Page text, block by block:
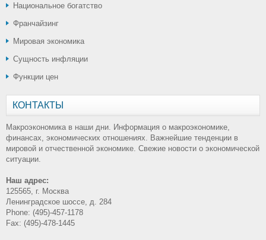
Национальное богатство
Франчайзинг
Мировая экономика
Сущность инфляции
Функции цен
КОНТАКТЫ
Макроэкономика в наши дни. Информация о макроэкономике,
финансах, экономических отношениях. Важнейшие тенденции в
мировой и отчественной экономике. Свежие новости о экономической
ситуации.
Наш адрес:
125565, г. Москва
Ленинградское шоссе, д. 284
Phone: (495)-457-1178
Fax: (495)-478-1445